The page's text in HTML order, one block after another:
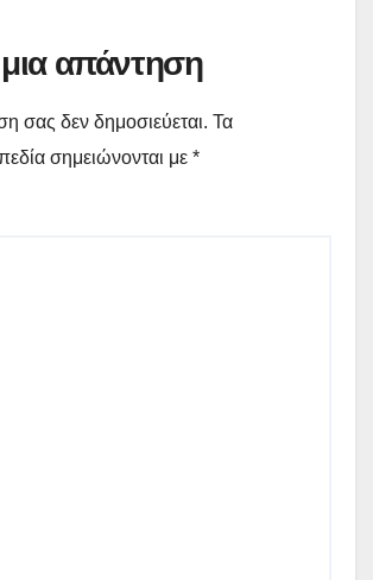
απάντηση
σας δεν δημοσιεύεται. Τα
σημειώνονται με *